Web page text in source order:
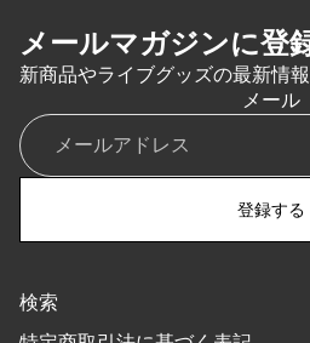
メールマガジンに登
新商品やライブグッズの最新情
メール
登録する
検索